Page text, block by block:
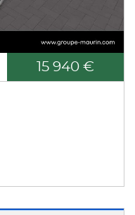
15 940 €